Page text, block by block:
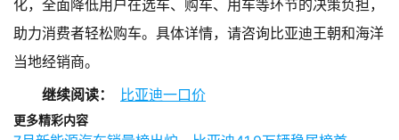
化，全面降低用户在选车、购车、用车等环节的决策负担，
助力消费者轻松购车。具体详情，请咨询比亚迪王朝和海洋
当地经销商。
继续阅读：
比亚迪一口价
更多精彩内容